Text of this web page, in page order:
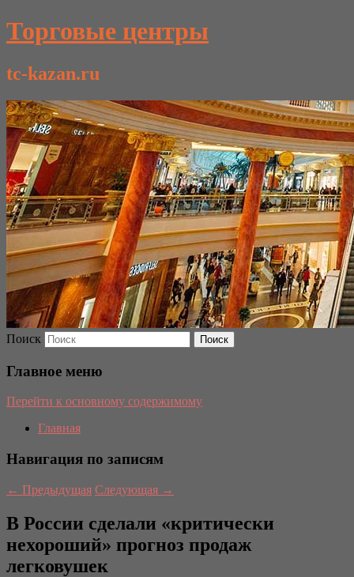
Торговые центры
tc-kazan.ru
Поиск
Главное меню
Перейти к основному содержимому
Главная
Навигация по записям
← Предыдущая Следующая →
В России сделали «критически
нехороший» прогноз продаж
легковушек